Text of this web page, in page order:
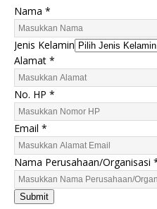
Nama *
Jenis Kelamin
Alamat *
H
P
P
e
r
u
s
a
No. HP *
Email *
Nama Perusahaan/Organisasi
Submit